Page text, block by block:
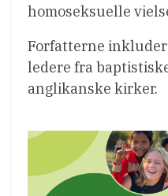
homoseksuelle
Forfatterne
ledere fra
anglikanske kirker.